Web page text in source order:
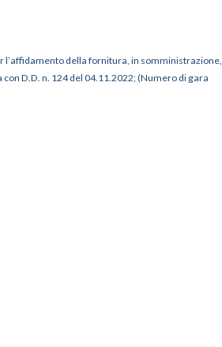
l’affidamento della fornitura, in somministrazione,
D.D. n. 124 del 04.11.2022; (Numero di gara